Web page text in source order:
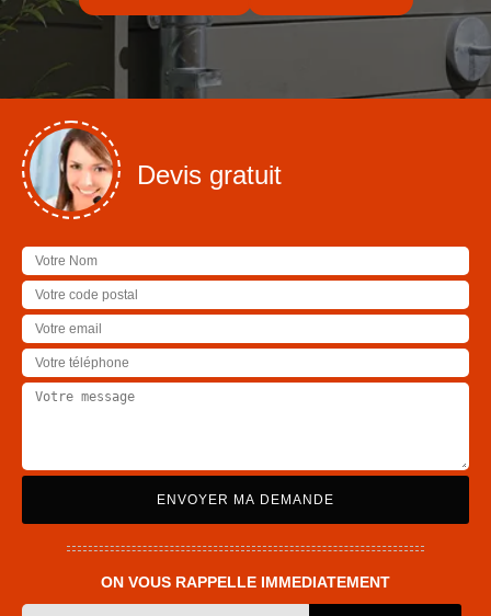
Devis gratuit
ON VOUS RAPPELLE IMMEDIATEMENT